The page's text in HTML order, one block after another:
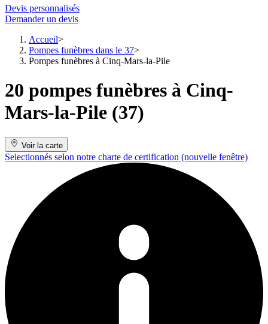
Devis personnalisés
Demander un devis
Accueil
Pompes funèbres dans le 37
Pompes funèbres à Cinq-Mars-la-Pile
20 pompes funèbres à Cinq-
Mars-la-Pile (37)
Voir la carte
Selectionnés selon notre charte de certification (nouvelle fenêtre)